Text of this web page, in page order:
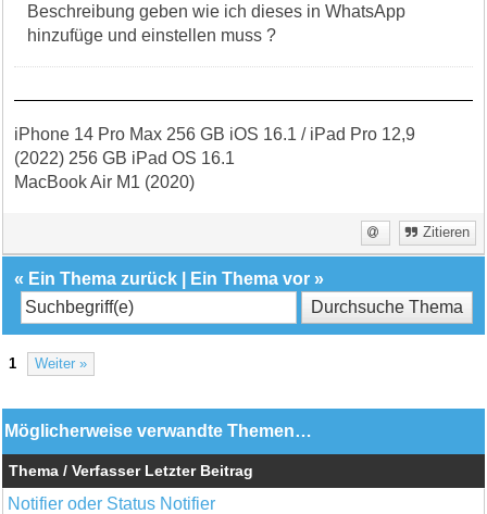
Beschreibung geben wie ich dieses in WhatsApp
hinzufüge und einstellen muss ?
iPhone 14 Pro Max 256 GB iOS 16.1 / iPad Pro 12,9
(2022) 256 GB iPad OS 16.1
MacBook Air M1 (2020)
Zitieren
« Ein Thema zurück Ein Thema vor »
1 Weiter »
Möglicherweise verwandte Themen…
Thema / Verfasser Letzter Beitrag
Notifier oder Status Notifier